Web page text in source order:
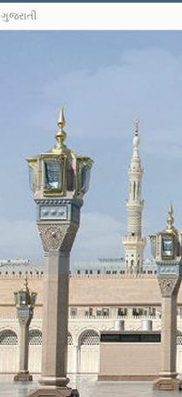
ગુજરાતી